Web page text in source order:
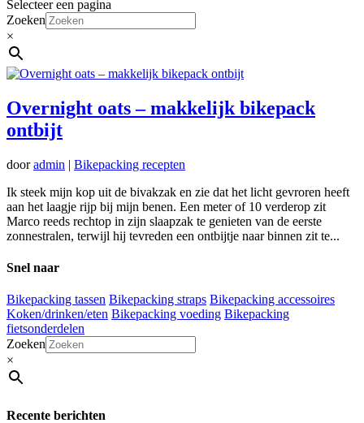
Selecteer een pagina
Zoeken
×
Overnight oats – makkelijk bikepack
ontbijt
dooradmin | Bikepacking recepten
Ik steek mijn kop uit de bivakzak en zie dat het licht gevroren heeft
aan het laagje rijp bij mijn benen. Een meter of 10 verderop zit
Marco reeds rechtop in zijn slaapzak te genieten van de eerste
zonnestralen, terwijl hij tevreden een ontbijtje naar binnen zit te...
Snel naar
Bikepacking tassen Bikepacking straps Bikepacking accessoires
Koken/drinken/eten Bikepacking voeding Bikepacking
fietsonderdelen
Zoeken
×
Recente berichten